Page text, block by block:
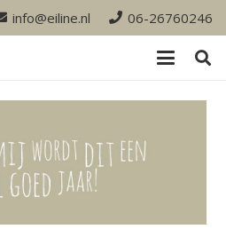
info@eiline.nl 06-26760246